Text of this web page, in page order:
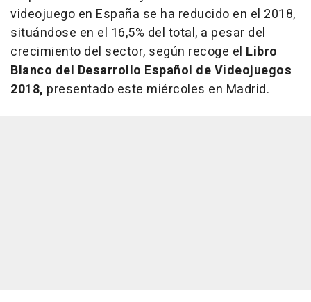
videojuego en España se ha reducido en el 2018,
situándose en el 16,5% del total, a pesar del
crecimiento del sector, según recoge el Libro
Blanco del Desarrollo Español de Videojuegos
2018, presentado este miércoles en Madrid.